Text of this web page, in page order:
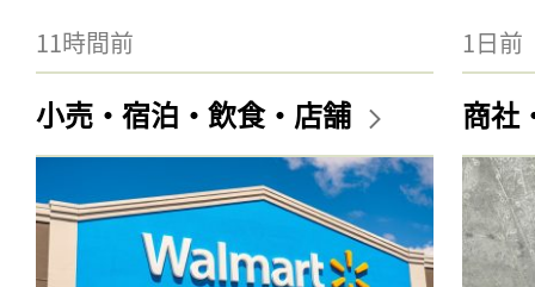
11時間前 1日前
小売・宿泊・飲食・店舗 商社